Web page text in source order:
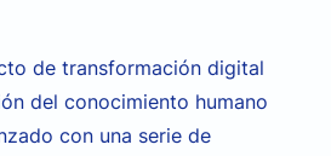
de transformación digital
del conocimiento humano
con una serie de